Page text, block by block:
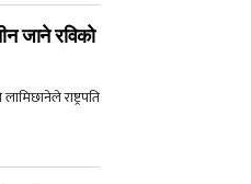
जाने रविको
राष्ट्रपति